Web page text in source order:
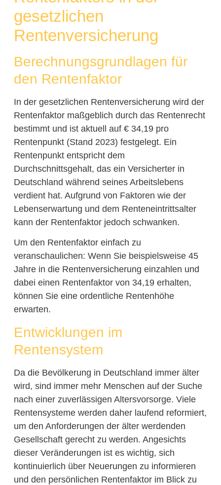
gesetzlichen
Rentenversicherung
Berechnungsgrundlagen für
den Rentenfaktor
In der gesetzlichen Rentenversicherung wird der
Rentenfaktor maßgeblich durch das Rentenrecht
bestimmt und ist aktuell auf € 34,19 pro
Rentenpunkt (Stand 2023) festgelegt. Ein
Rentenpunkt entspricht dem
Durchschnittsgehalt, das ein Versicherter in
Deutschland während seines Arbeitslebens
verdient hat. Aufgrund von Faktoren wie der
Lebenserwartung und dem Renteneintrittsalter
kann der Rentenfaktor jedoch schwanken.
Um den Rentenfaktor einfach zu
veranschaulichen: Wenn Sie beispielsweise 45
Jahre in die Rentenversicherung einzahlen und
dabei einen Rentenfaktor von 34,19 erhalten,
können Sie eine ordentliche Rentenhöhe
erwarten.
Entwicklungen im
Rentensystem
Da die Bevölkerung in Deutschland immer älter
wird, sind immer mehr Menschen auf der Suche
nach einer zuverlässigen Altersvorsorge. Viele
Rentensysteme werden daher laufend reformiert,
um den Anforderungen der älter werdenden
Gesellschaft gerecht zu werden. Angesichts
dieser Veränderungen ist es wichtig, sich
kontinuierlich über Neuerungen zu informieren
und den persönlichen Rentenfaktor im Blick zu